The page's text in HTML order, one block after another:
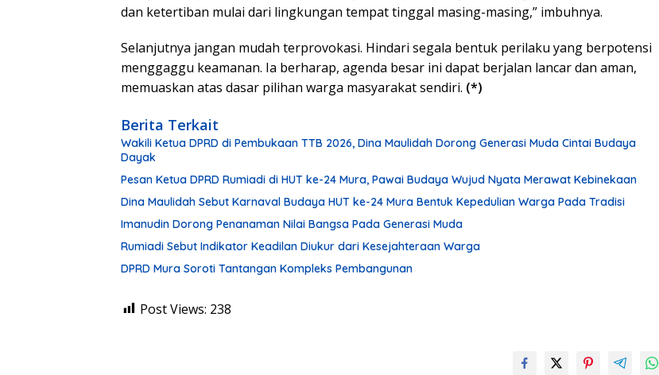
dan ketertiban mulai dari lingkungan tempat tinggal masing-masing,” imbuhnya.
Selanjutnya jangan mudah terprovokasi. Hindari segala bentuk perilaku yang berpotensi
menggaggu keamanan. Ia berharap, agenda besar ini dapat berjalan lancar dan aman,
memuaskan atas dasar pilihan warga masyarakat sendiri. (*)
Berita Terkait
Wakili Ketua DPRD di Pembukaan TTB 2026, Dina Maulidah Dorong Generasi Muda Cintai Budaya
Dayak
Pesan Ketua DPRD Rumiadi di HUT ke-24 Mura, Pawai Budaya Wujud Nyata Merawat Kebinekaan
Dina Maulidah Sebut Karnaval Budaya HUT ke-24 Mura Bentuk Kepedulian Warga Pada Tradisi
Imanudin Dorong Penanaman Nilai Bangsa Pada Generasi Muda
Rumiadi Sebut Indikator Keadilan Diukur dari Kesejahteraan Warga
DPRD Mura Soroti Tantangan Kompleks Pembangunan
Post Views: 238